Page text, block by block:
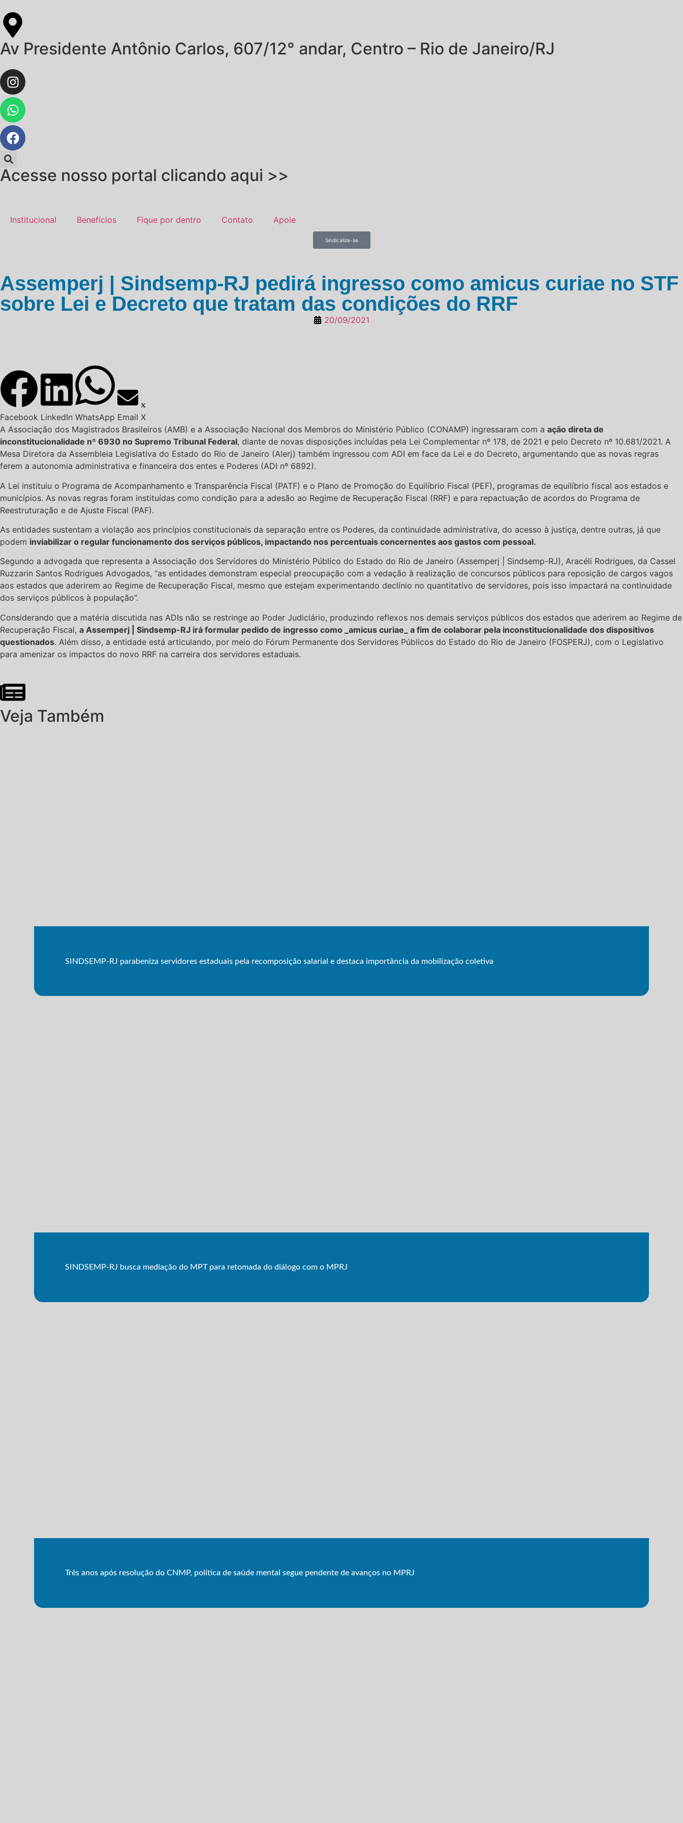
Av Presidente Antônio Carlos, 607/12° andar, Centro – Rio de Janeiro/RJ
Acesse nosso portal clicando aqui >>
Institucional Benefícios Fique por dentro Contato Apoie
Sindicalize-se
Assemperj | Sindsemp-RJ pedirá ingresso como amicus curiae no STF
sobre Lei e Decreto que tratam das condições do RRF
20/09/2021
Facebook LinkedIn WhatsApp Email X
A Associação dos Magistrados Brasileiros (AMB) e a Associação Nacional dos Membros do Ministério Público (CONAMP) ingressaram com a ação direta de
inconstitucionalidade nº 6930 no Supremo Tribunal Federal, diante de novas disposições incluídas pela Lei Complementar nº 178, de 2021 e pelo Decreto nº 10.681/2021. A
Mesa Diretora da Assembleia Legislativa do Estado do Rio de Janeiro (Alerj) também ingressou com ADI em face da Lei e do Decreto, argumentando que as novas regras
ferem a autonomia administrativa e financeira dos entes e Poderes (ADI nº 6892).
A Lei instituiu o Programa de Acompanhamento e Transparência Fiscal (PATF) e o Plano de Promoção do Equilíbrio Fiscal (PEF), programas de equilíbrio fiscal aos estados e
municípios. As novas regras foram instituídas como condição para a adesão ao Regime de Recuperação Fiscal (RRF) e para repactuação de acordos do Programa de
Reestruturação e de Ajuste Fiscal (PAF).
As entidades sustentam a violação aos princípios constitucionais da separação entre os Poderes, da continuidade administrativa, do acesso à justiça, dentre outras, já que
podem inviabilizar o regular funcionamento dos serviços públicos, impactando nos percentuais concernentes aos gastos com pessoal.
Segundo a advogada que representa a Associação dos Servidores do Ministério Público do Estado do Rio de Janeiro (Assemperj | Sindsemp-RJ), Aracéli Rodrigues, da Cassel
Ruzzarin Santos Rodrigues Advogados, “as entidades demonstram especial preocupação com a vedação à realização de concursos públicos para reposição de cargos vagos
aos estados que aderirem ao Regime de Recuperação Fiscal, mesmo que estejam experimentando declínio no quantitativo de servidores, pois isso impactará na continuidade
dos serviços públicos à população”.
Considerando que a matéria discutida nas ADIs não se restringe ao Poder Judiciário, produzindo reflexos nos demais serviços públicos dos estados que aderirem ao Regime de
Recuperação Fiscal, a Assemperj | Sindsemp-RJ irá formular pedido de ingresso como _amicus curiae_ a fim de colaborar pela inconstitucionalidade dos dispositivos
questionados. Além disso, a entidade está articulando, por meio do Fórum Permanente dos Servidores Públicos do Estado do Rio de Janeiro (FOSPERJ), com o Legislativo
para amenizar os impactos do novo RRF na carreira dos servidores estaduais.
Veja Também
SINDSEMP-RJ parabeniza servidores estaduais pela recomposição salarial e destaca importância da mobilização coletiva
SINDSEMP-RJ busca mediação do MPT para retomada do diálogo com o MPRJ
Três anos após resolução do CNMP, política de saúde mental segue pendente de avanços no MPRJ